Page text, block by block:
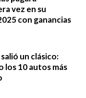
vez en su
con ganancias
un clásico:
los 10 autos más